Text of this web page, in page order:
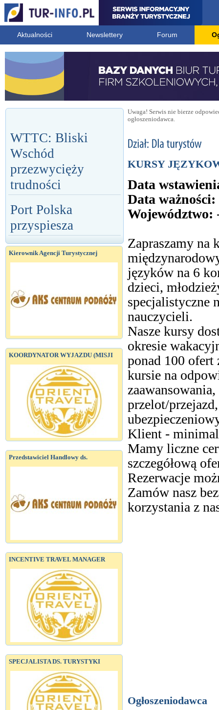
Aktualności Newslettery Forum
WTTC: Bliski
Wschód
przezwycięży
trudności
Port Polska
przyspiesza
Kierownik Agencji Turystycznej
KOORDYNATOR WYJAZDU (MISJI
Przedstawiciel Handlowy ds.
INCENTIVE TRAVEL MANAGER
SPECJALISTA DS. TURYSTYKI
Uwaga! Serwis nie bierze
ogłoszeniodawca.
KURSY
Data
Data ważności:
Województwo:
Zapraszamy na
języków na 6
dzieci,
specjalistyczne
nauczycieli.
Nasze kursy
okresie
ponad 100 ofert
kursie na
przelot/
Klient -
Mamy liczne
szczegółową
Rezerwacje
Zamów nasz
korzystania z
Ogłoszeniodawca